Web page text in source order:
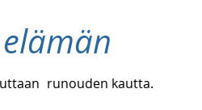
runouden kautta.